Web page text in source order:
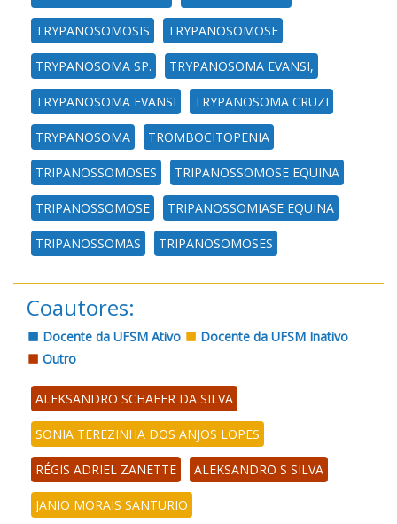
TRYPANOSOMOSIS TRYPANOSOMOSE
TRYPANOSOMA SP. TRYPANOSOMA EVANSI,
TRYPANOSOMA EVANSI TRYPANOSOMA CRUZI
TRYPANOSOMA TROMBOCITOPENIA
TRIPANOSSOMOSES TRIPANOSSOMOSE EQUINA
TRIPANOSSOMOSE TRIPANOSSOMIASE EQUINA
TRIPANOSSOMAS TRIPANOSOMOSES
Coautores:
Docente da UFSM Ativo
Docente da UFSM Inativo
Outro
ALEKSANDRO SCHAFER DA SILVA
SONIA TEREZINHA DOS ANJOS LOPES
RÉGIS ADRIEL ZANETTE ALEKSANDRO S SILVA
JANIO MORAIS SANTURIO